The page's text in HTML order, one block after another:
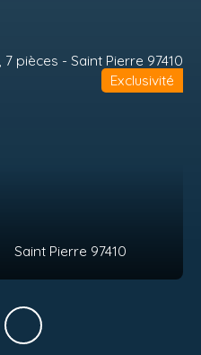
Saint Pierre 97410
Exclusivité